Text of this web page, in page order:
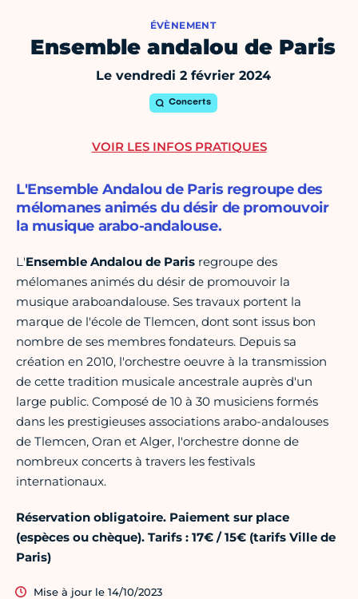
ÉVÈNEMENT
Ensemble andalou de Paris
Le vendredi 2 février 2024
Concerts
L'Ensemble Andalou de Paris regroupe des
mélomanes animés du désir de promouvoir
la musique arabo-andalouse.
L'Ensemble Andalou de Paris regroupe des
mélomanes animés du désir de promouvoir la
musique araboandalouse. Ses travaux portent la
marque de l'école de Tlemcen, dont sont issus bon
nombre de ses membres fondateurs. Depuis sa
création en 2010, l'orchestre oeuvre à la transmission
de cette tradition musicale ancestrale auprès d'un
large public. Composé de 10 à 30 musiciens formés
dans les prestigieuses associations arabo-andalouses
de Tlemcen, Oran et Alger, l'orchestre donne de
nombreux concerts à travers les festivals
internationaux.
Réservation obligatoire. Paiement sur place
(espèces ou chèque). Tarifs : 17€ / 15€ (tarifs Ville de
Paris)
Mise à jour le 14/10/2023
VOIR LES INFOS PRATIQUES